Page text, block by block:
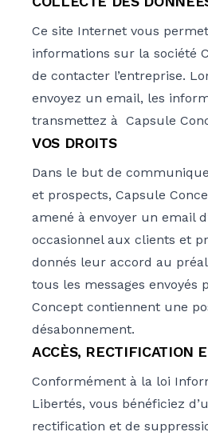
Ce site Internet vous
informations sur la société
de contacter l’entreprise.
envoyez un email, les
transmettez à Capsule
VOS DROITS
Dans le but de
et prospects, Capsule
amené à envoyer un email
occasionnel aux clients et
donnés leur accord au
tous les messages envoyés
Concept contiennent une
désabonnement.
ACCÈS, RECTIFICATION
Conformément à la loi
Libertés, vous bénéficiez
rectification et de